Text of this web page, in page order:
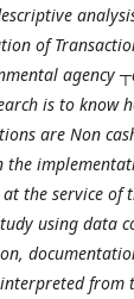
of
al agency
is to know
are Non
the
the service of
using data
from